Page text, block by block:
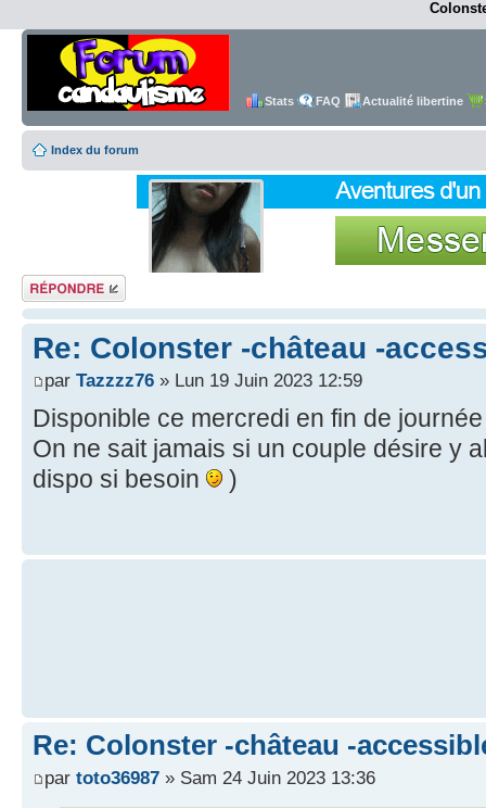
Stats FAQ Actualité libertine
Index du forum
Répondre
Re: Colonster -château -
par Tazzzz76 » Lun 19 Juin 2023 12:59
Disponible ce mercredi en fin de
On ne sait jamais si un couple désire y
dispo si besoin
)
Re: Colonster -château -
par toto36987 » Sam 24 Juin 2023 13:36